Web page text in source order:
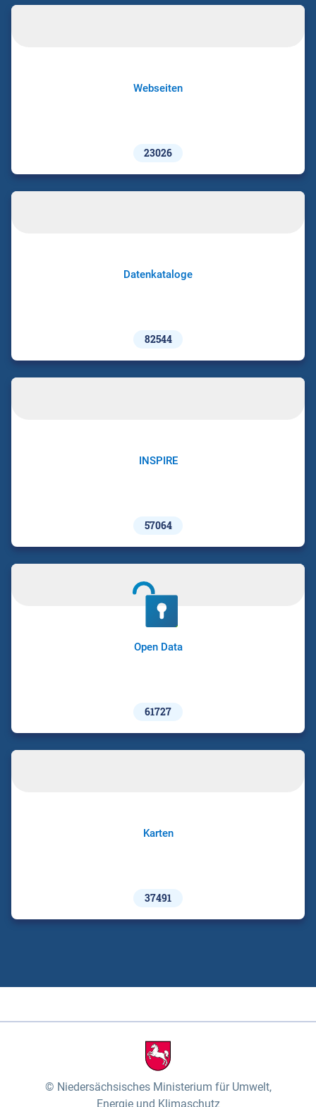
Webseiten
23026
Datenkataloge
82544
INSPIRE
57064
Open Data
61727
Karten
37491
Niedersächsisches Ministerium für Umwelt,
Energie und Klimaschutz